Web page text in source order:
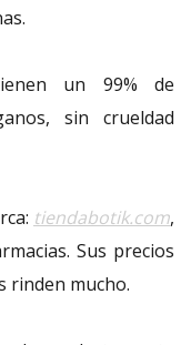
un 99% de
sin crueldad
tiendabotik.com,
Sus precios
rinden mucho.